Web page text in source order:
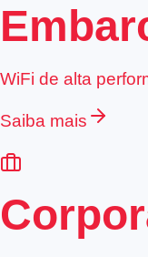
WiFi de alta
Saiba mais